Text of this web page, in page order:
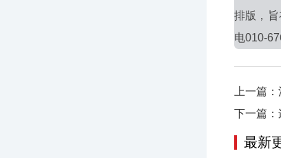
排版，
电010-
上一篇
下一篇：
最新